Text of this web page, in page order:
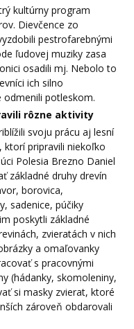
kultúrny program
Dievčence zo
pestrofarebnými
ľudovej muziky zasa
osadili mj. Nebolo to
ich silno
odmenili potleskom.
rôzne aktivity
svoju prácu aj lesní
ktorí pripravili niekoľko
Polesia Brezno Daniel
základné druhy drevín
borovica,
sadenice, púčiky
poskytli základné
zvieratách v nich
a omaľovanky
s pracovnými
(hádanky, skomoleniny,
si masky zvierat, ktoré
zároveň obdarovali